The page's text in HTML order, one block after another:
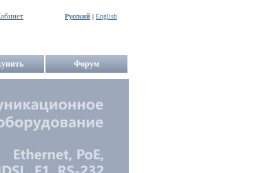
Русский | English
Форум